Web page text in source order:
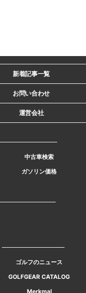
新着記事一覧
お問い合わせ
運営会社
中古車検索
ガソリン価格
ゴルフのニュース
GOLFGEAR CATALOG
Merkmal